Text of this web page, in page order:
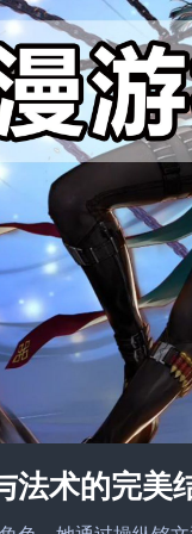
法术的完美